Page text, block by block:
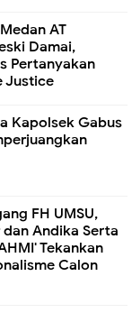
AT
Damai,
Pertanyakan
Justice
Kapolsek Gabus
FH UMSU,
Andika Serta
Tekankan
Calon